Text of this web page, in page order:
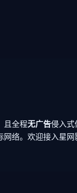
且全程无广告侵入式
网络。欢迎接入星